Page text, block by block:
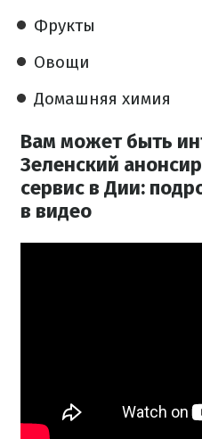
Фрукты
Овощи
Домашняя химия
Вам может быть
Зеленский
сервис в Дии:
в видео